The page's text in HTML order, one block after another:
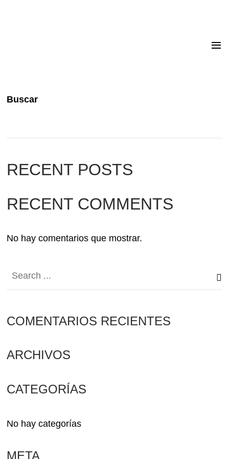
Buscar
RECENT POSTS
RECENT COMMENTS
No hay comentarios que mostrar.
COMENTARIOS RECIENTES
ARCHIVOS
CATEGORÍAS
No hay categorías
META